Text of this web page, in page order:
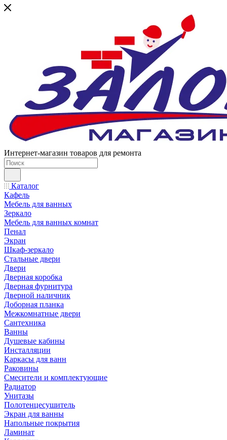
Интернет-магазин товаров для ремонта
Каталог
Кафель
Мебель для ванных
Зеркало
Мебель для ванных комнат
Пенал
Экран
Шкаф-зеркало
Стальные двери
Двери
Дверная коробка
Дверная фурнитура
Дверной наличник
Доборная планка
Межкомнатные двери
Сантехника
Ванны
Душевые кабины
Инсталляции
Каркасы для ванн
Раковины
Смесители и комплектующие
Радиатор
Унитазы
Полотенцесушитель
Экран для ванны
Напольные покрытия
Ламинат